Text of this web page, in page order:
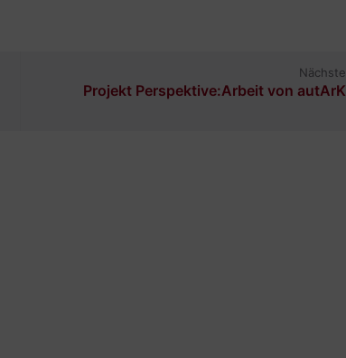
Nächste
Projekt Perspektive:Arbeit von autArK